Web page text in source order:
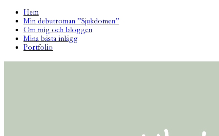
Hem
Min debutroman ”Sjukdomen”
Om mig och bloggen
Mina bästa inlägg
Portfolio